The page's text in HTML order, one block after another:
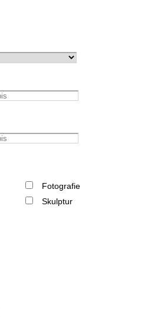
Fotografie
Skulptur